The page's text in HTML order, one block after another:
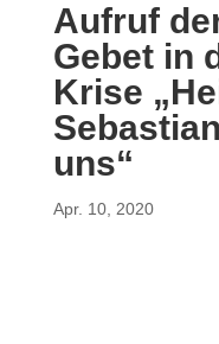
Aufruf
Gebet in
Krise
uns“
Apr. 10, 2020